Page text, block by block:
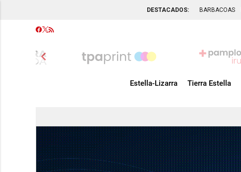
DESTACADOS: BARBACOAS
chevron_left
Estella-Lizarra Tierra Estella